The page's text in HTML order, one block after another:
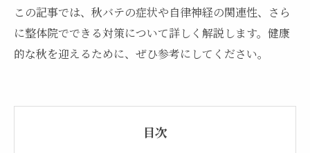
この記事では、秋バテの症状や自律神経の関連性、さら
に整体院でできる対策について詳しく解説します。健康
的な秋を迎えるために、ぜひ参考にしてください。
目次